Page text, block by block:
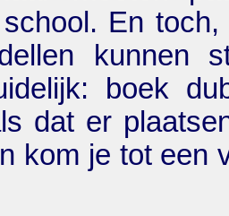
En toch,
kunnen
boek
dat er
kom je tot een